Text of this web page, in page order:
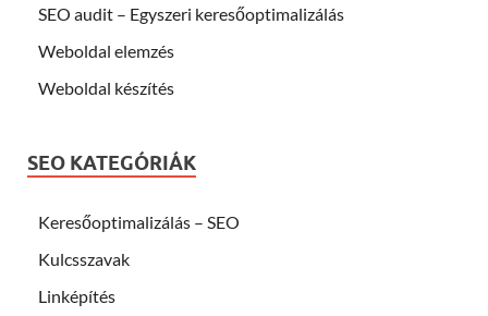
SEO audit – Egyszeri keresőoptimalizálás
Weboldal elemzés
Weboldal készítés
SEO KATEGÓRIÁK
Keresőoptimalizálás – SEO
Kulcsszavak
Linképítés